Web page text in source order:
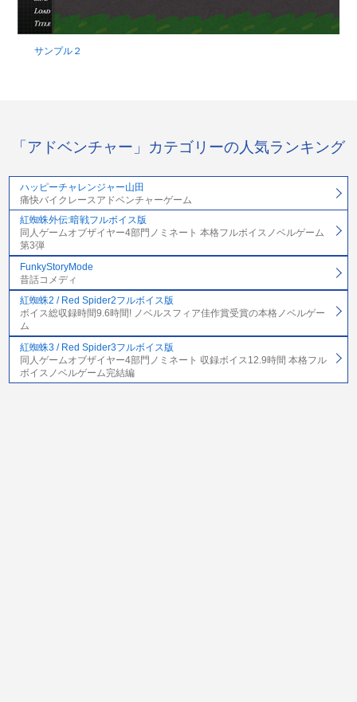
サンプル２
「アドベンチャー」カテゴリーの人気ランキング
ハッピーチャレンジャー山田
痛快バイクレースアドベンチャーゲーム
紅蜘蛛外伝:暗戦フルボイス版
同人ゲームオブザイヤー4部門ノミネート 本格フルボイスノベルゲーム
第3弾
FunkyStoryMode
昔話コメディ
紅蜘蛛2 / Red Spider2フルボイス版
ボイス総収録時間9.6時間! ノベルスフィア佳作賞受賞の本格ノベルゲー
ム
紅蜘蛛3 / Red Spider3フルボイス版
同人ゲームオブザイヤー4部門ノミネート 収録ボイス12.9時間 本格フル
ボイスノベルゲーム完結編